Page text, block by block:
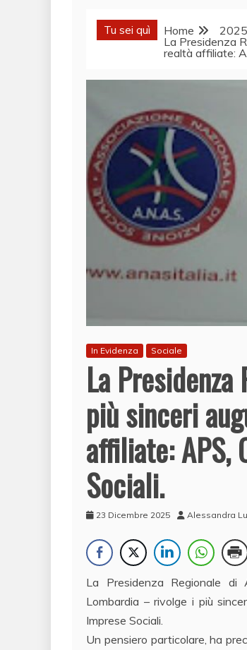
Tu sei quì Home 2025
La Presidenza
realtà affiliate:
In Evidenza Sociale
La
più sinceri
affiliate: APS,
Sociali.
23 Dicembre 2025 Alessandra
​La Presidenza Regionale di
Lombardia – rivolge i più
Imprese Sociali.
​Un pensiero particolare, ha